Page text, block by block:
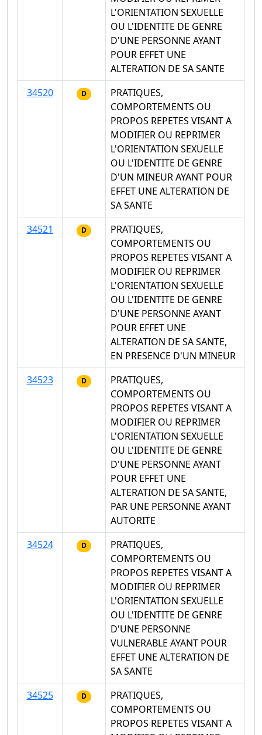
L'ORIENTATION SEXUELLE
OU L'IDENTITE DE GENRE
D'UNE PERSONNE AYANT
POUR EFFET UNE
ALTERATION DE SA SANTE
34520
D
PRATIQUES,
COMPORTEMENTS OU
PROPOS REPETES VISANT A
MODIFIER OU REPRIMER
L'ORIENTATION SEXUELLE
OU L'IDENTITE DE GENRE
D'UN MINEUR AYANT POUR
EFFET UNE ALTERATION DE
SA SANTE
34521
D
PRATIQUES,
COMPORTEMENTS OU
PROPOS REPETES VISANT A
MODIFIER OU REPRIMER
L'ORIENTATION SEXUELLE
OU L'IDENTITE DE GENRE
D'UNE PERSONNE AYANT
POUR EFFET UNE
ALTERATION DE SA SANTE,
EN PRESENCE D'UN MINEUR
34523
D
PRATIQUES,
COMPORTEMENTS OU
PROPOS REPETES VISANT A
MODIFIER OU REPRIMER
L'ORIENTATION SEXUELLE
OU L'IDENTITE DE GENRE
D'UNE PERSONNE AYANT
POUR EFFET UNE
ALTERATION DE SA SANTE,
PAR UNE PERSONNE AYANT
AUTORITE
34524
D
PRATIQUES,
COMPORTEMENTS OU
PROPOS REPETES VISANT A
MODIFIER OU REPRIMER
L'ORIENTATION SEXUELLE
OU L'IDENTITE DE GENRE
D'UNE PERSONNE
VULNERABLE AYANT POUR
EFFET UNE ALTERATION DE
SA SANTE
34525
D
PRATIQUES,
COMPORTEMENTS OU
PROPOS REPETES VISANT A